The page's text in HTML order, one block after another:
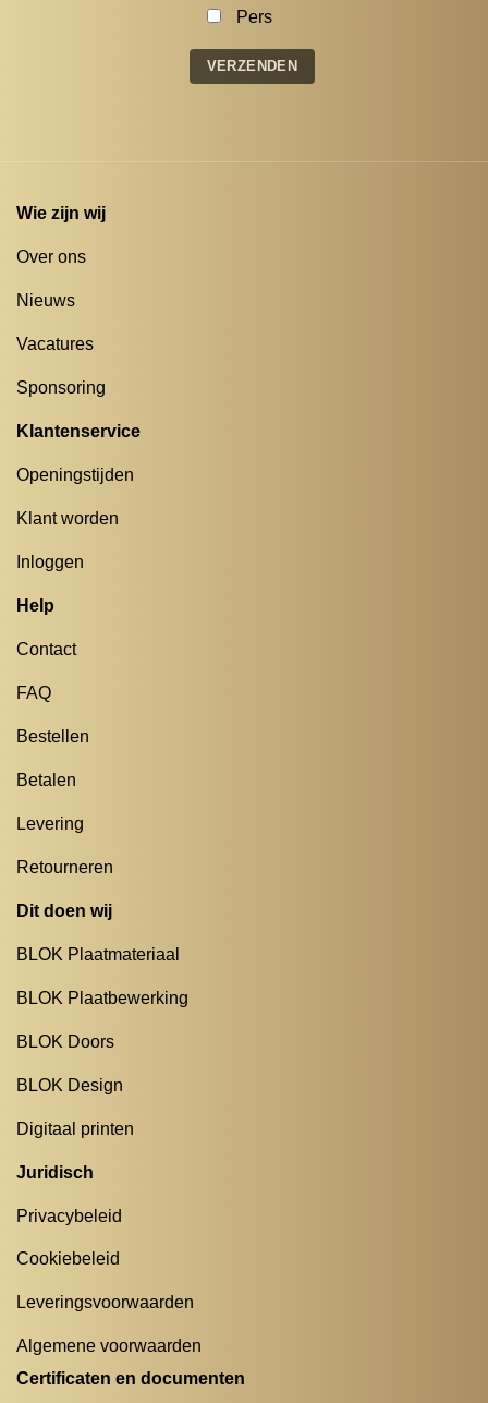
Pers
Wie zijn wij
Over ons
Nieuws
Vacatures
Sponsoring
Klantenservice
Openingstijden
Klant worden
Inloggen
Help
Contact
FAQ
Bestellen
Betalen
Levering
Retourneren
Dit doen wij
BLOK Plaatmateriaal
BLOK Plaatbewerking
BLOK Doors
BLOK Design
Digitaal printen
Juridisch
Privacybeleid
Cookiebeleid
Leveringsvoorwaarden
Algemene voorwaarden
Certificaten en documenten